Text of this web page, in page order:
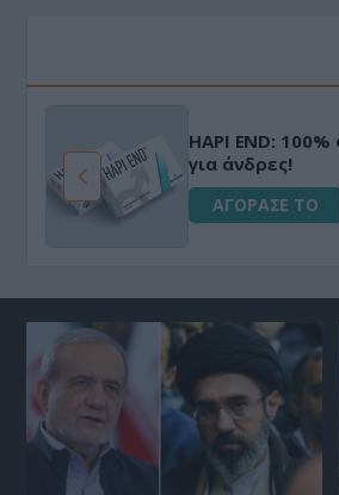
HAPI END:
για άνδρες!
ΑΓΟΡΑΣΕ ΤΟ